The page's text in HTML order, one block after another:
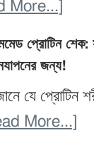
More...]
ডায়েট
এবং
প্রোটিন শেক:
জন্য!
যে প্রোটিন
More...]